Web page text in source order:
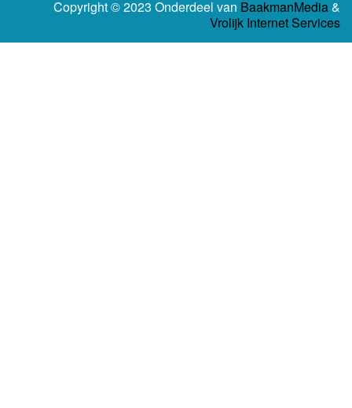
Copyright © 2023 Onderdeel van BaakmanMedia&
Vrolijk Internet Services